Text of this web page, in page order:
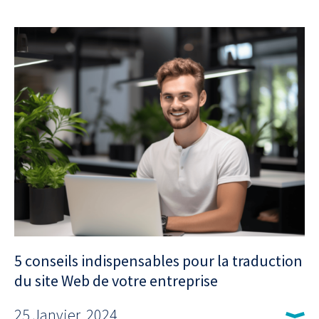
5 conseils indispensables pour la traduction
du site Web de votre entreprise
25 Janvier, 2024